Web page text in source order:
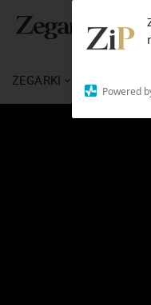
Powered
ZEGARKI